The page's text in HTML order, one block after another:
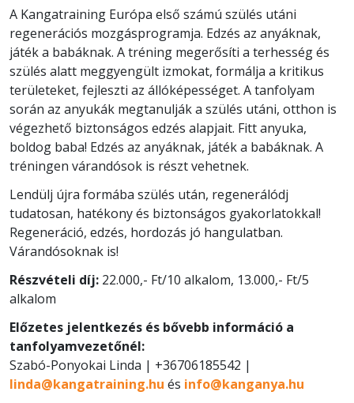
A Kangatraining Európa első számú szülés utáni
regenerációs mozgásprogramja. Edzés az anyáknak,
játék a babáknak. A tréning megerősíti a terhesség és
szülés alatt meggyengült izmokat, formálja a kritikus
területeket, fejleszti az állóképességet. A tanfolyam
során az anyukák megtanulják a szülés utáni, otthon is
végezhető biztonságos edzés alapjait. Fitt anyuka,
boldog baba! Edzés az anyáknak, játék a babáknak. A
tréningen várandósok is részt vehetnek.
Lendülj újra formába szülés után, regenerálódj
tudatosan, hatékony és biztonságos gyakorlatokkal!
Regeneráció, edzés, hordozás jó hangulatban.
Várandósoknak is!
Részvételi díj: 22.000,- Ft/10 alkalom, 13.000,- Ft/5
alkalom
Előzetes jelentkezés és bővebb információ a
tanfolyamvezetőnél:
Szabó-Ponyokai Linda | +36706185542 |
linda@kangatraining.hu és info@kanganya.hu